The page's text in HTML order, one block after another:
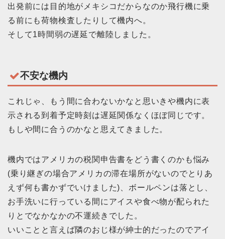
出発前には目的地がメキシコだからなのか飛行機に乗
る前にも荷物検査したりして機内へ。
そして1時間弱の遅延で離陸しました。
不安な機内
これじゃ、もう間に合わないかなと思いきや機内に表
示される到着予定時刻は遅延関係なくほぼ同じです。
もしや間に合うのかなと思えてきました。
機内ではアメリカの税関申告書をどう書くのかも悩み
(乗り継ぎの場合アメリカの滞在場所がないのでとりあ
えず何も書かずでいけました)、ボールペンは落とし、
お手洗いに行っている間にアイスや食べ物が配られた
りとでなかなかの不運続きでした。
いいことと言えば隣のおじ様が紳士的だったのでアイ